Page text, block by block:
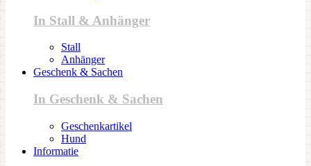
In Stall & Anhänger
Stall
Anhänger
Geschenk & Sachen
In Geschenk & Sachen
Geschenkartikel
Hund
Informatie